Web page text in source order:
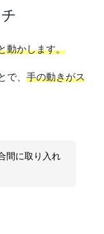
動かします。
、 手の動きがス
間に取り入れ